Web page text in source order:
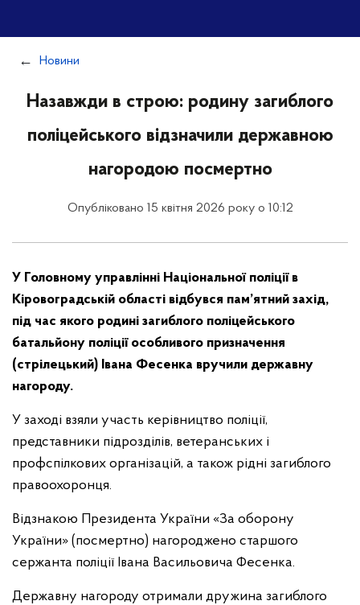
Новини
Назавжди в строю: родину загиблого
поліцейського відзначили державною
нагородою посмертно
Опубліковано 15 квітня 2026 року о 10:12
У Головному управлінні Національної поліції в
Кіровоградській області відбувся пам’ятний захід,
під час якого родині загиблого поліцейського
батальйону поліції особливого призначення
(стрілецький) Івана Фесенка вручили державну
нагороду.
У заході взяли участь керівництво поліції,
представники підрозділів, ветеранських і
профспілкових організацій, а також рідні загиблого
правоохоронця.
Відзнакою Президента України «За оборону
України» (посмертно) нагороджено старшого
сержанта поліції Івана Васильовича Фесенка.
Державну нагороду отримали дружина загиблого